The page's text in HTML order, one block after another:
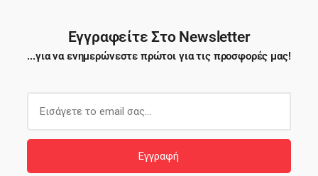
Εγγραφείτε Στο Newsletter
...για να ενημερώνεστε πρώτοι για τις προσφορές μας!
l
Εγγραφή